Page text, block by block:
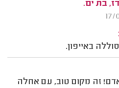
בת ים.
באייפון.
זה מקום טוב, עם אחלה